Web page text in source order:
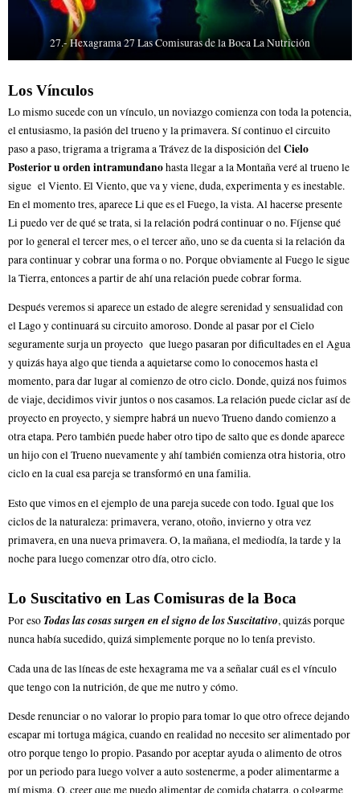
27.- Hexagrama 27 Las Comisuras de la Boca La Nutrición
Los Vínculos
Lo mismo sucede con un vínculo, un noviazgo comienza con toda la potencia,
el entusiasmo, la pasión del trueno y la primavera. Sí continuo el circuito
paso a paso, trigrama a trigrama a Trávez de la disposición delCielo
Posterior u orden intramundanohasta llegar a la Montaña veré al trueno le
sigue el Viento. El Viento, que va y viene, duda, experimenta y es inestable.
En el momento tres, aparece Li que es el Fuego, la vista. Al hacerse presente
Li puedo ver de qué se trata, si la relación podrá continuar o no. Fíjense qué
por lo general el tercer mes, o el tercer año, uno se da cuenta si la relación da
para continuar y cobrar una forma o no. Porque obviamente al Fuego le sigue
la Tierra, entonces a partir de ahí una relación puede cobrar forma.
Después veremos si aparece un estado de alegre serenidad y sensualidad con
el Lago y continuará su circuito amoroso. Donde al pasar por el Cielo
seguramente surja un proyecto que luego pasaran por dificultades en el Agua
y quizás haya algo que tienda a aquietarse como lo conocemos hasta el
momento, para dar lugar al comienzo de otro ciclo. Donde, quizá nos fuimos
de viaje, decidimos vivir juntos o nos casamos. La relación puede ciclar así de
proyecto en proyecto, y siempre habrá un nuevo Trueno dando comienzo a
otra etapa. Pero también puede haber otro tipo de salto que es donde aparece
un hijo con el Trueno nuevamente y ahí también comienza otra historia, otro
ciclo en la cual esa pareja se transformó en una familia.
Esto que vimos en el ejemplo de una pareja sucede con todo. Igual que los
ciclos de la naturaleza: primavera, verano, otoño, invierno y otra vez
primavera, en una nueva primavera. O, la mañana, el mediodía, la tarde y la
noche para luego comenzar otro día, otro ciclo.
Lo Suscitativo en Las Comisuras de la Boca
Por esoTodas las cosas surgen en el signo de los Suscitativo, quizás porque
nunca había sucedido, quizá simplemente porque no lo tenía previsto.
Cada una de las líneas de este hexagrama me va a señalar cuál es el vínculo
que tengo con la nutrición, de que me nutro y cómo.
Desde renunciar o no valorar lo propio para tomar lo que otro ofrece dejando
escapar mi tortuga mágica, cuando en realidad no necesito ser alimentado por
otro porque tengo lo propio. Pasando por aceptar ayuda o alimento de otros
por un periodo para luego volver a auto sostenerme, a poder alimentarme a
mí misma. O, creer que me puedo alimentar de comida chatarra, o colgarme